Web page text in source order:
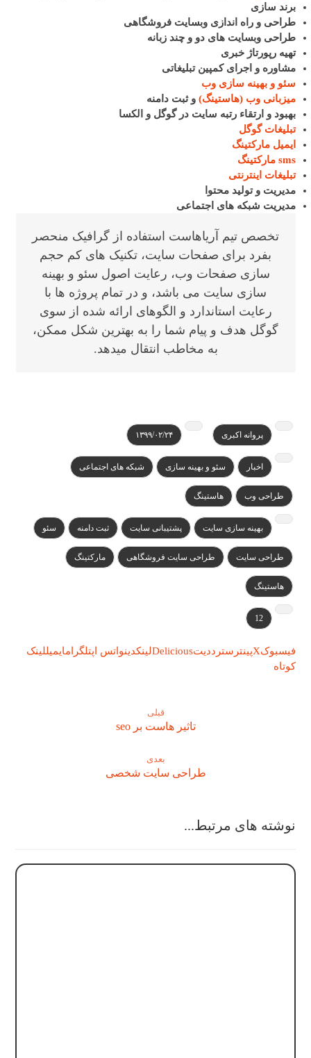
برند سازی
طراحی و راه اندازی وبسایت فروشگاهی
طراحی وبسایت های دو و چند زبانه
تهیه رپورتاژ خبری
مشاوره و اجرای کمپین تبلیغاتی
سئو و بهینه سازی وب
میزبانی وب (هاستینگ) و ثبت دامنه
بهبود و ارتقاء رتبه سایت در گوگل و الکسا
تبلیغات گوگل
ایمیل مارکتینگ
sms مارکتینگ
تبلیغات اینترنتی
مدیریت و تولید محتوا
مدیریت شبکه های اجتماعی
تخصص تیم آریاهاست استفاده از گرافیک منحصر
بفرد برای صفحات سایت، تکنیک های کم حجم
سازی صفحات وب، رعایت اصول سئو و بهینه
سازی سایت می باشد، و در تمام پروژه ها با
رعایت استاندارد و الگوهای ارائه شده از سوی
گوگل هدف و پیام شما را به بهترین شکل ممکن،
به مخاطب انتقال میدهد.
پروانه اکبری ۱۳۹۹/۰۲/۲۴
اخبار سئو و بهینه سازی شبکه های اجتماعی
طراحی وب هاستینگ
بهینه سازی سایت پشتیبانی سایت ثبت دامنه سئو
طراحی سایت طراحی سایت فروشگاهی مارکتینگ
هاستینگ
12
فیسبوکXپینترسترددیتDeliciousلینکدینواتس اپتلگرامایمیللینک
کوتاه
قبلی
تاثیر هاست بر seo
بعدی
طراحی سایت شخصی
نوشته های مرتبط...